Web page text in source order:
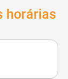
horárias